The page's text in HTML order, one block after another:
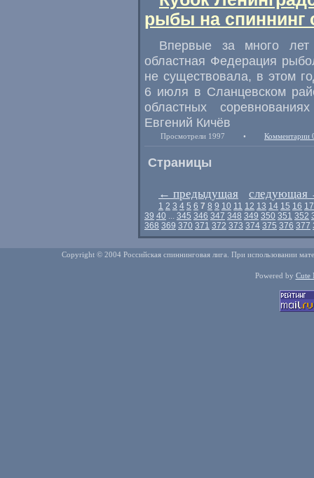
рыбы на спиннинг
Впервые за много
областная Федерация
не существовала, в этом
6 июля в Сланцевском
областных
Евгений Кичёв
Просмотрели 1997 • Комментарии
Страницы
← предыдущая следующая
1 2 3 4 5 6 7 8 9 10 11 12 13 14 15 16 17
39 40 ... 345 346 347 348 349 350 351 352
368 369 370 371 372 373 374 375 376 377
Copyright © 2004 Российская спиннинговая лига. При использовании
Powered by Cute